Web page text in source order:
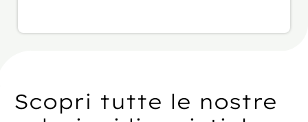
Scopri tutte le nostre